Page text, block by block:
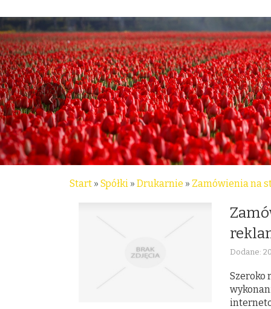
Start » Spółki » Drukarnie » Zamówienia na
Dodane:
Szeroko